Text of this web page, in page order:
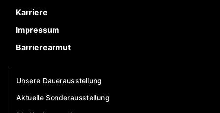
Karriere
Impressum
Barrierearmut
Unsere Dauerausstellung
Aktuelle Sonderausstellung